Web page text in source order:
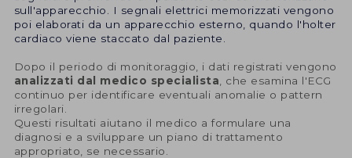
sull'apparecchio. I segnali elettrici memorizzati vengono
poi elaborati da un apparecchio esterno, quando l'holter
cardiaco viene staccato dal paziente.
Dopo il periodo di monitoraggio, i dati registrati vengono
analizzati dal medico specialista , che esamina l'ECG
continuo per identificare eventuali anomalie o pattern
irregolari.
Questi risultati aiutano il medico a formulare una
diagnosi e a sviluppare un piano di trattamento
appropriato, se necessario.